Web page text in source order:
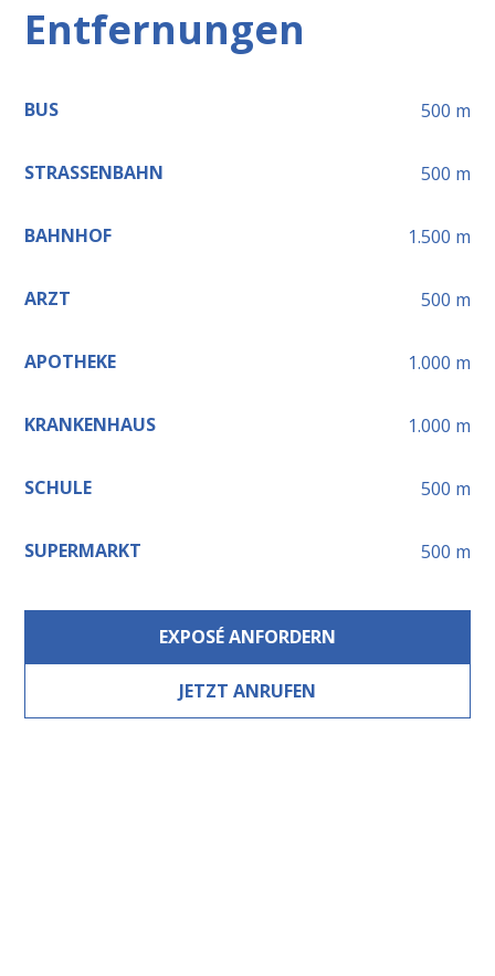
Entfernungen
BUS 500 m
STRASSENBAHN 500 m
BAHNHOF 1.500 m
ARZT 500 m
APOTHEKE 1.000 m
KRANKENHAUS 1.000 m
SCHULE 500 m
SUPERMARKT 500 m
EXPOSÉ ANFORDERN
JETZT ANRUFEN